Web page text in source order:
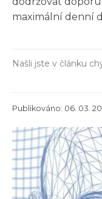
maximální denní
Našli jste v článku
Publikováno: 06. 03.